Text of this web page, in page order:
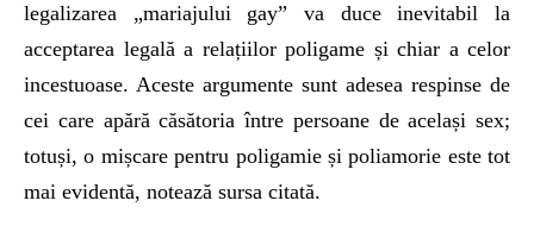
legalizarea „mariajului gay” va duce inevitabil la
acceptarea legală a relațiilor poligame și chiar a celor
incestuoase. Aceste argumente sunt adesea respinse de
cei care apără căsătoria între persoane de același sex;
totuși, o mișcare pentru poligamie și poliamorie este tot
mai evidentă, notează sursa citată.